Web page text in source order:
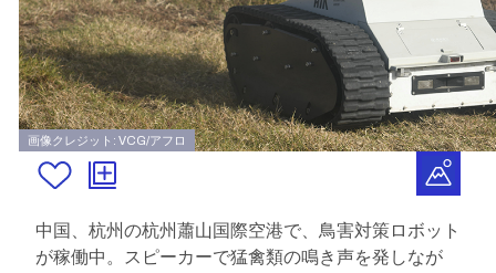
画像クレジット: VCG/アフロ
中国、杭州の杭州蕭山国際空港で、鳥害対策ロボット
が稼働中。スピーカーで猛禽類の鳴き声を発しなが